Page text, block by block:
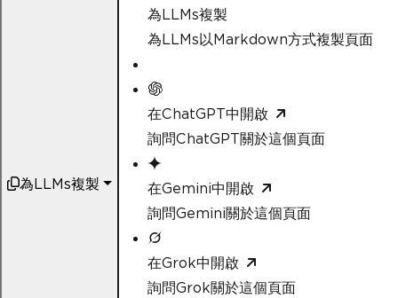
為LLMs複製
為LLMs複製
為LLMs以Markdown方式複製頁面
在ChatGPT中開啟
詢問ChatGPT關於這個頁面
在Gemini中開啟
詢問Gemini關於這個頁面
在Grok中開啟
詢問Grok關於這個頁面